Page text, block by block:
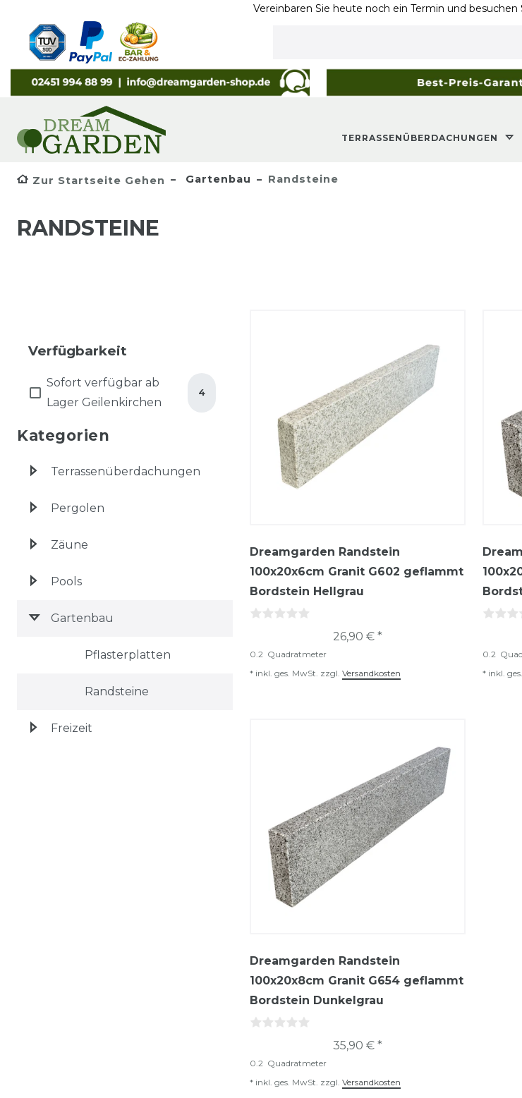
Vereinbaren Sie heute noch ein Termin und besuchen Sie
TERRASSENÜBERDACHUNGEN
Zur Startseite Gehen Gartenbau Randsteine
RANDSTEINE
Verfügbarkeit
Sofort verfügbar ab
Lager Geilenkirchen
4
Kategorien
Terrassenüberdachungen
Pergolen
Zäune
Pools
Gartenbau
Pflasterplatten
Randsteine
Freizeit
Dreamgarden Randstein
100x20x6cm Granit G602 geflammt
Bordstein Hellgrau
26,90 € *
0.2 Quadratmeter
* inkl. ges. MwSt. zzgl. Versandkosten
0.2
* inkl.
Dreamgarden Randstein
100x20x8cm Granit G654 geflammt
Bordstein Dunkelgrau
35,90 € *
0.2 Quadratmeter
* inkl. ges. MwSt. zzgl. Versandkosten